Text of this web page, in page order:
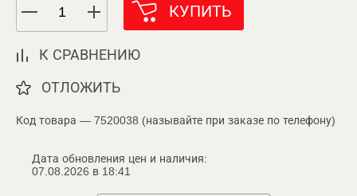
КУПИТЬ
К СРАВНЕНИЮ
ОТЛОЖИТЬ
Код товара — 7520038 (называйте при заказе по телефону)
Дата обновления цен и наличия:
07.08.2026 в 18:41